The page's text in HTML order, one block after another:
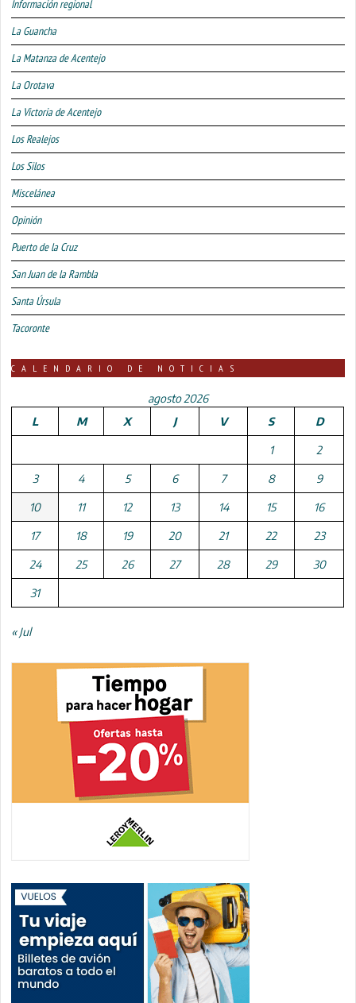
Información regional
La Guancha
La Matanza de Acentejo
La Orotava
La Victoria de Acentejo
Los Realejos
Los Silos
Miscelánea
Opinión
Puerto de la Cruz
San Juan de la Rambla
Santa Úrsula
Tacoronte
CALENDARIO DE NOTICIAS
agosto 2026
L
M X J V S D
1 2
3 4 5 6 7 8 9
10 11 12 13 14 15 16
17 18 19 20 21 22 23
24 25 26 27 28 29 30
31
« Jul